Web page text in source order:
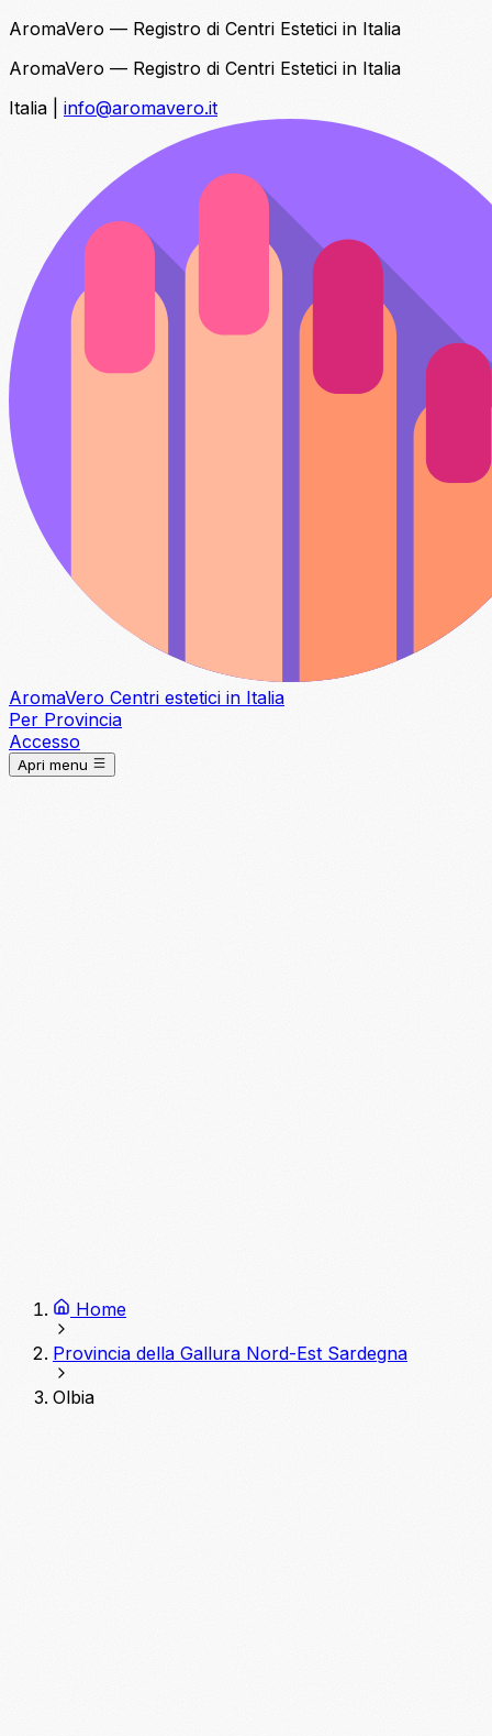
AromaVero — Registro di Centri Estetici in Italia
AromaVero — Registro di Centri Estetici in Italia
Italia
info@aromavero.it
AromaVero Centri estetici in Italia
Per Provincia
Accesso
Apri menu
Home
Provincia della Gallura Nord-Est Sardegna
Olbia